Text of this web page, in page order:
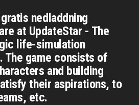
nedladdning
at UpdateStar - The
life-simulation
The game consists of
and building
their aspirations, to
etc.